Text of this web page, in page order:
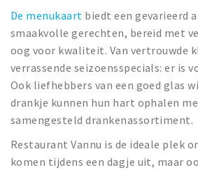
Baroniepoorten
Sport
Privacy
Inloggen
De menukaart biedt een gevarieerd
smaakvolle gerechten, bereid met
oog voor kwaliteit. Van vertrouwde
verrassende seizoensspecials: er is
Ook liefhebbers van een goed glas
drankje kunnen hun hart ophalen
samengesteld drankenassortiment.
Restaurant Vannu is de ideale plek
komen tijdens een dagje uit, maar